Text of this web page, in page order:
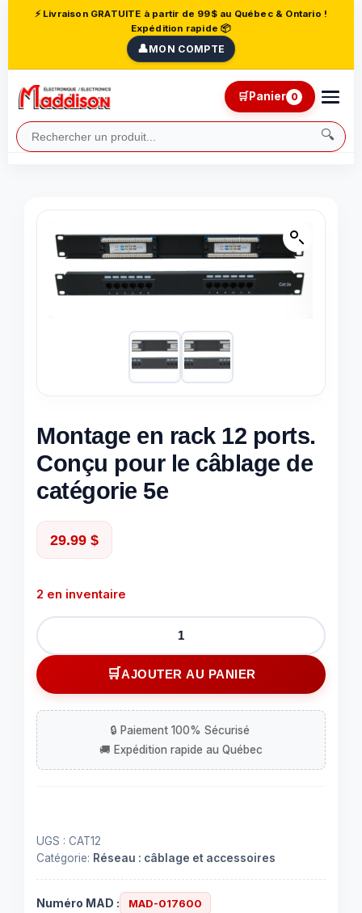
⚡ Livraison GRATUITE à partir de 99$ au Québec & Ontario !
Expédition rapide 📦
👤MON COMPTE
🔍
🛒Panier 0
Montage en rack 12 ports.
Conçu pour le câblage de
catégorie 5e
29.99 $
2 en inventaire
quantité
de
Montage
en
12
ports.
Conçu
de
catégorie
AJOUTER AU PANIER
UGS : CAT12
Catégorie: Réseau : câblage et accessoires
Numéro MAD : MAD-017600